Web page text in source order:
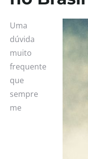
Uma
dúvida
muito
frequente
que
sempre
me